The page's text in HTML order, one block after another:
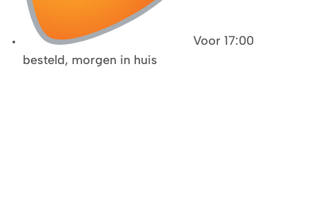
Voor 17:00
besteld, morgen in huis